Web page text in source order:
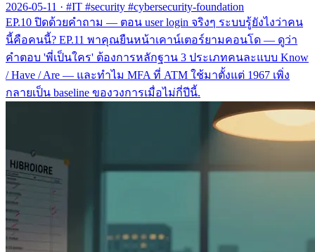
2026-05-11 · #IT #security #cybersecurity-foundation
EP.10 ปิดด้วยคำถาม — ตอน user login จริงๆ ระบบรู้ยังไงว่าคน
นี้คือคนนี้? EP.11 พาคุณยืนหน้าเคาน์เตอร์ยามคอนโด — ดูว่า
คำตอบ 'พี่เป็นใคร' ต้องการหลักฐาน 3 ประเภทคนละแบบ Know
/ Have / Are — และทำไม MFA ที่ ATM ใช้มาตั้งแต่ 1967 เพิ่ง
กลายเป็น baseline ของวงการเมื่อไม่กี่ปีนี้.